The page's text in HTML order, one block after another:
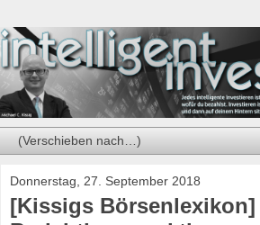
Donnerstag, 27. September 2018
[Kissigs Börsenlexikon]